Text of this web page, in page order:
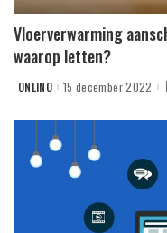
Vloerverwarming
waarop letten?
POSTED
ONLINO 15 december 2022